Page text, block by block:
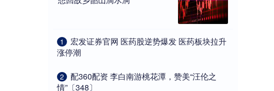
1
​宏发证券官网 医药股逆势爆发 医药板块拉升
涨停潮
2
​配360配资 李白南游桃花潭，赞美“汪伦之
情”〔348〕